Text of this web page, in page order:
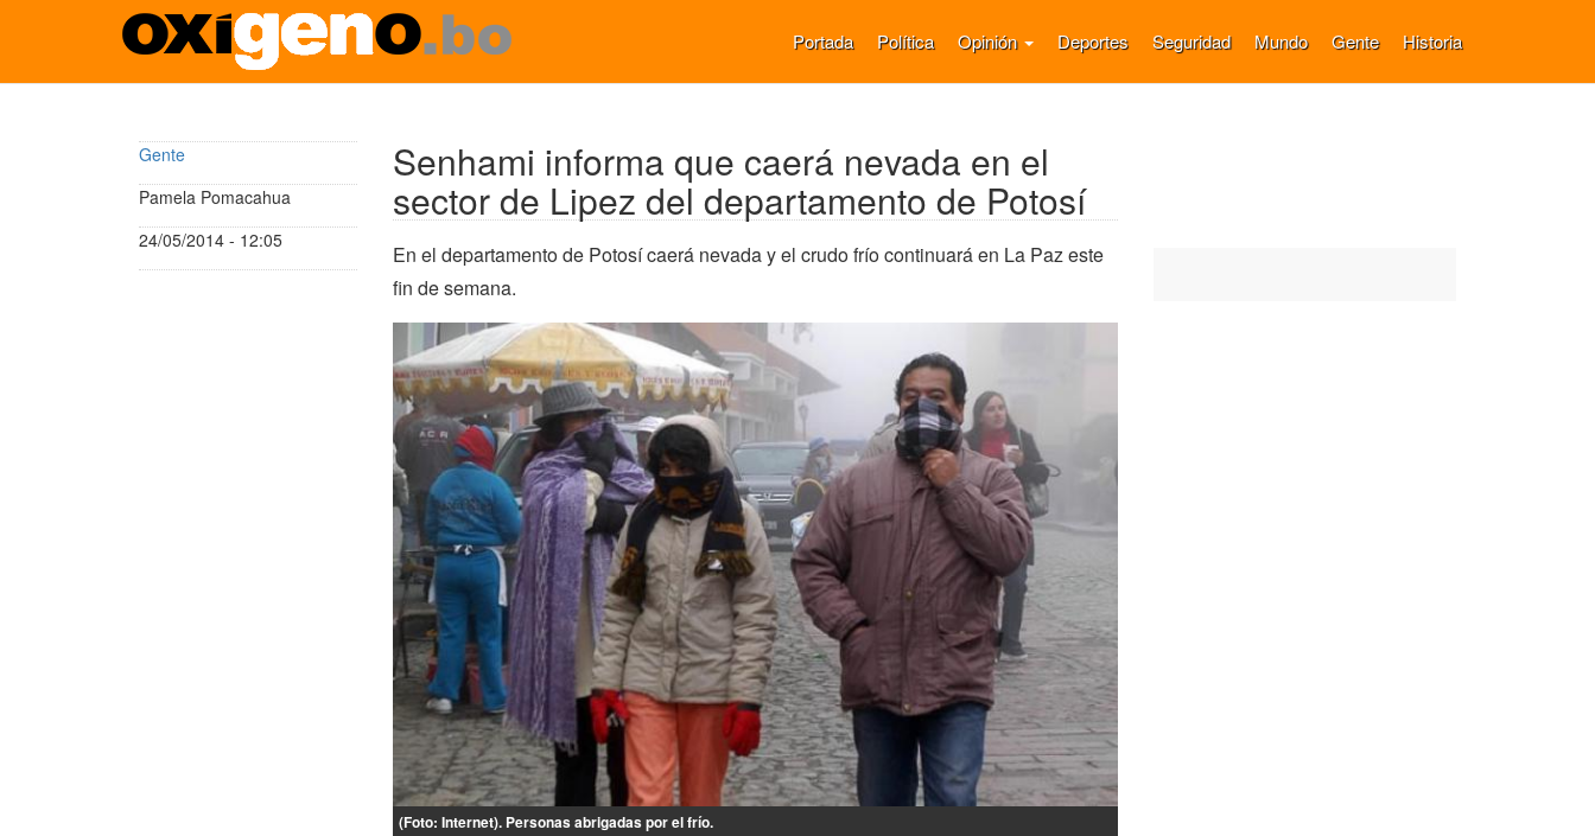
Pasar
Portada Política Opinión Deportes Seguridad Mundo Gente Historia
Gente
Pamela Pomacahua
24/05/2014 - 12:05
Senhami informa que caerá nevada en el
sector de Lipez del departamento de Potosí
En el departamento de Potosí caerá nevada y el crudo frío continuará en La Paz este
fin de semana.
(Foto: Internet). Personas abrigadas por el frío.